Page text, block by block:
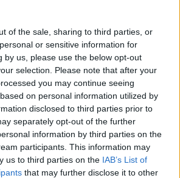
of the sale, sharing to third parties, or
or sensitive information for
by us, please use the below opt-out
selection. Please note that after your
you may continue seeing
on personal information utilized by
disclosed to third parties prior to
separately opt-out of the further
information by third parties on the
participants. This information may
us to third parties on the IAB’s List of
that may further disclose it to other
obie drużyny dzieliło już ponad
co w tym etapie rozgrywki jest
przewagą. Inna ciekawostka
momencie pojawienia się Nashora
złota w sakiewce niż którykolwiek z
nie zamierzało nawet skupiać
ogromnej bestii z Pustki, bo
po jej spawnie było już